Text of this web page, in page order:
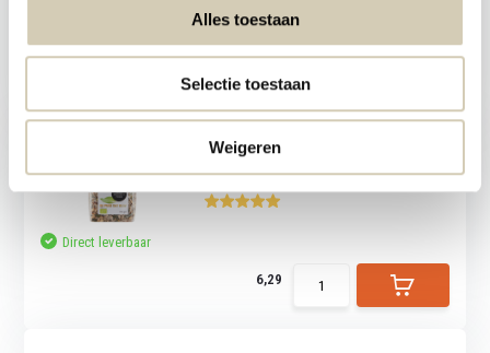
Alles toestaan
Selectie toestaan
Weigeren
Italian salad mix organic
RAW Organic Food Italian salad mix
Direct leverbaar
6,29